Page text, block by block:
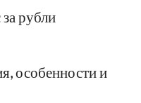
рубли
особенности и